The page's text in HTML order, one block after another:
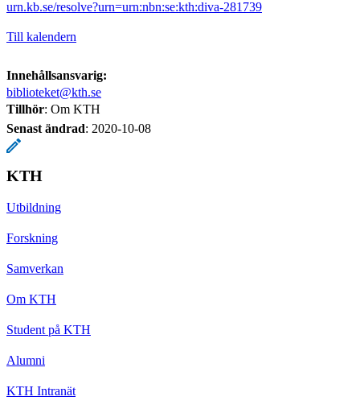
urn.kb.se/resolve?urn=urn:nbn:se:kth:diva-281739
Till kalendern
Innehållsansvarig:
biblioteket@kth.se
Tillhör: Om KTH
Senast ändrad: 2020-10-08
KTH
Utbildning
Forskning
Samverkan
Om KTH
Student på KTH
Alumni
KTH Intranät